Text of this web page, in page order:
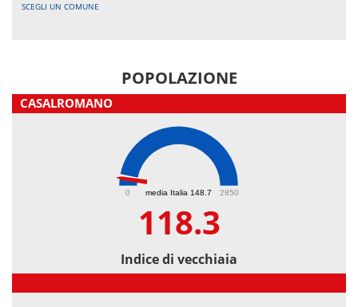
SCEGLI UN COMUNE
POPOLAZIONE
CASALROMANO
media Italia 148.7
0 2850
118.3
Indice di vecchiaia